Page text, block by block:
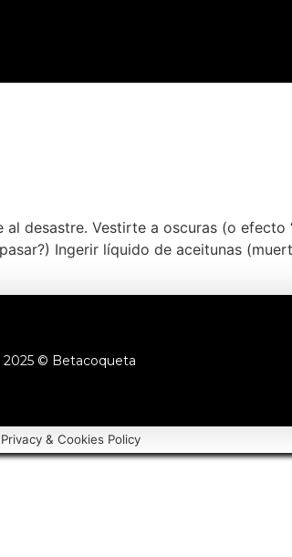
desastre. Vestirte a oscuras (o efecto
Ingerir líquido de aceitunas
2025 © Betacoqueta
Privacy & Cookies Policy